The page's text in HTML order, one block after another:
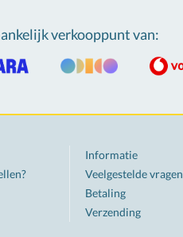
verkooppunt van:
Informatie
Veelgestelde vragen
Betaling
Verzending